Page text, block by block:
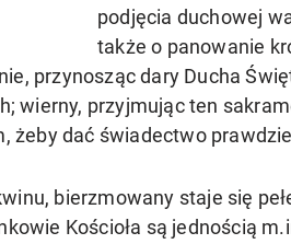
podjęcia duchowej
także o panowanie
przynosząc dary Ducha
wierny, przyjmując ten
żeby dać świadectwo
bierzmowany staje się
Kościoła są jednością